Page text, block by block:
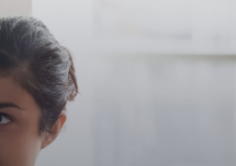
vaccination antigrippale pour les
de 65 ans et plus
vivant en collectivité doit rester
sans devenir
obligatoire. Afin de protéger les
les plus vulnérables,
recommande en revanche la
mise en place d’une obligation